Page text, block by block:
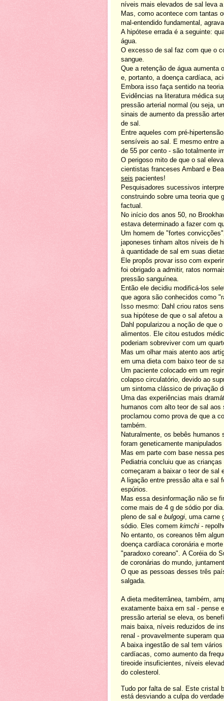
níveis mais elevados de sal leva
Mas, como acontece com tantas
mal-entendido fundamental,
A hipótese errada é a seguinte:
água.
O excesso de sal faz com que o
sangue.
Que a retenção de água aumenta
e, portanto, a doença cardíaca,
Embora isso faça sentido na
Evidências na literatura médica
pressão arterial normal (ou seja,
sinais de aumento da pressão
de sal.
Entre aqueles com pré-
sensíveis ao sal. E mesmo entre
de 55 por cento - são totalmente
O perigoso mito de que o sal
cientistas franceses Ambard e
seis pacientes!
Pesquisadores sucessivos
construindo sobre uma teoria que
factual.
No início dos anos 50, no
estava determinado a fazer com
Um homem de "fortes
japoneses tinham altos níveis de
à quantidade de sal em suas
Ele propôs provar isso com
foi obrigado a admitir, ratos
pressão sanguínea.
Então ele decidiu modificá-los
que agora são conhecidos como
Isso mesmo: Dahl criou ratos
sua hipótese de que o sal afetou
Dahl popularizou a noção de que
alimentos. Ele citou estudos
poderiam sobreviver com um
Mas um olhar mais atento aos
em uma dieta com baixo teor de
Um paciente colocado em um
colapso circulatório, devido ao
um sintoma clássico de privação
Uma das experiências mais
humanos com alto teor de sal
proclamou como prova de que a
também.
Naturalmente, os bebês
foram geneticamente
Mas em parte com base nessa
Pediatria concluiu que as
começaram a baixar o teor de sal
A ligação entre pressão alta e sal
espúrios.
Mas essa desinformação não se
come mais de 4 g de sódio por
pleno de sal e bulgogi, uma carne
sódio. Eles comem kimchi -
No entanto, os coreanos têm
doença cardíaca coronária e
"paradoxo coreano". A Coréia do
de coronárias do mundo,
O que as pessoas desses três
salgada.
A dieta mediterrânea, também,
exatamente baixa em sal - pense
pressão arterial se eleva, os
mais baixa, níveis reduzidos de
renal - provavelmente superam
A baixa ingestão de sal tem
cardíacas, como aumento da
tireoide insuficientes, níveis
do colesterol.
Tudo por falta de sal. Este cristal
está desviando a culpa do